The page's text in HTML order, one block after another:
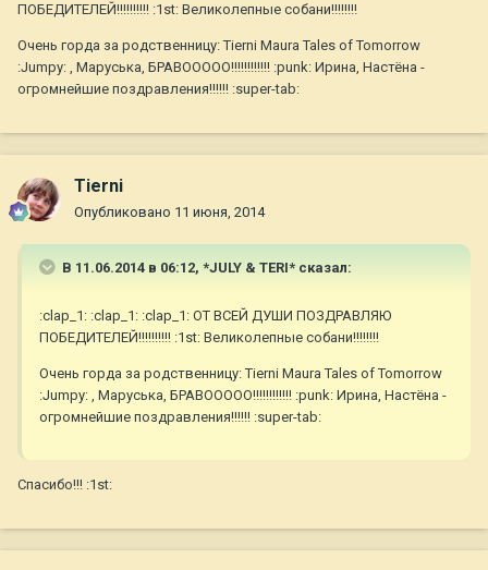
ПОБЕДИТЕЛЕЙ!!!!!!!!!! :1st: Великолепные собани!!!!!!!!
Очень горда за родственницу: Tierni Maura Tales of Tomorrow
:Jumpy: , Маруська, БРАВООООО!!!!!!!!!!!! :punk: Ирина, Настёна -
огромнейшие поздравления!!!!!! :super-tab:
Tierni
Опубликовано 11 июня, 2014
В 11.06.2014 в 06:12, *JULY & TERI* сказал:
:clap_1: :clap_1: :clap_1: ОТ ВСЕЙ ДУШИ ПОЗДРАВЛЯЮ
ПОБЕДИТЕЛЕЙ!!!!!!!!!! :1st: Великолепные собани!!!!!!!!
Очень горда за родственницу: Tierni Maura Tales of Tomorrow
:Jumpy: , Маруська, БРАВООООО!!!!!!!!!!!! :punk: Ирина, Настёна -
огромнейшие поздравления!!!!!! :super-tab:
Спасибо!!! :1st: